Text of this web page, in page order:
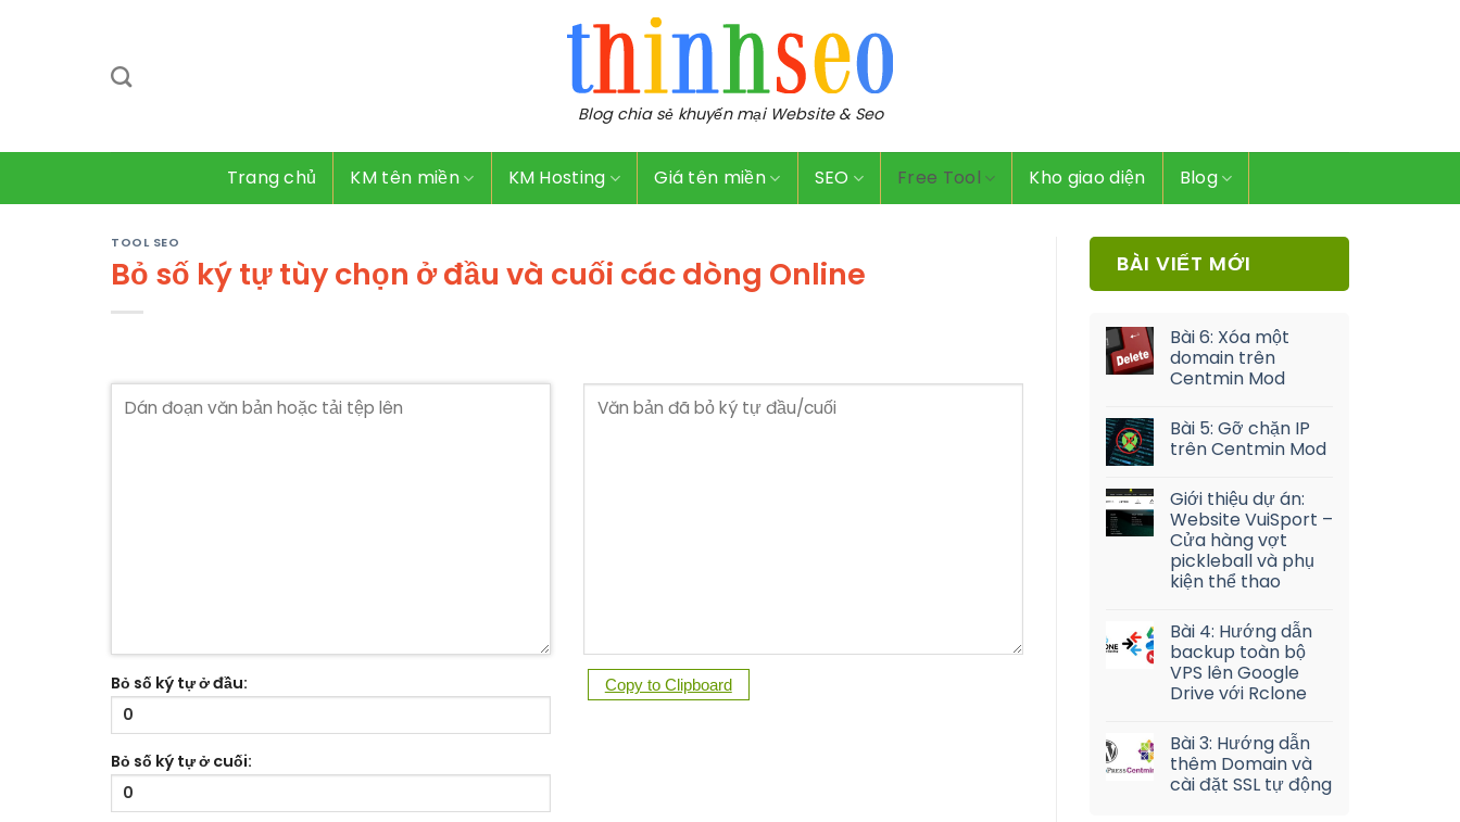
Blog chia sẻ khuyến mại Website & Seo
Trang chủ KM tên miền KM Hosting Giá tên miền SEO Free Tool Kho giao diện Blog
TOOL SEO
Bỏ số ký tự tùy chọn ở đầu và cuối các dòng Online
Bỏ số ký tự ở đầu:
Bỏ số ký tự ở cuối:
Copy to Clipboard
BÀI VIẾT MỚI
Bài 6: Xóa một
domain trên
Centmin Mod
Bài 5: Gỡ chặn IP
trên Centmin Mod
Giới thiệu dự án:
Website VuiSport –
Cửa hàng vợt
pickleball và phụ
kiện thể thao
Bài 4: Hướng dẫn
backup toàn bộ
VPS lên Google
Drive với Rclone
Bài 3: Hướng dẫn
thêm Domain và
cài đặt SSL tự động